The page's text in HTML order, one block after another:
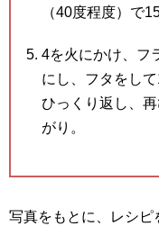
（40度程度）で
4を火にかけ、フ
にし、フタをして
ひっくり返し、
がり。
写真をもとに、レシピ